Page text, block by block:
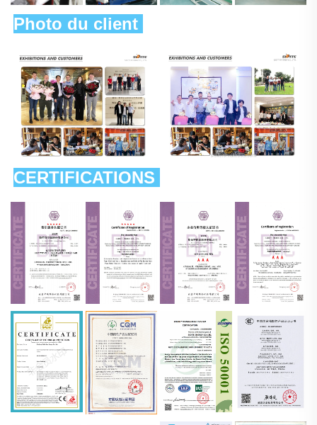
Photo du client
CERTIFICATIONS